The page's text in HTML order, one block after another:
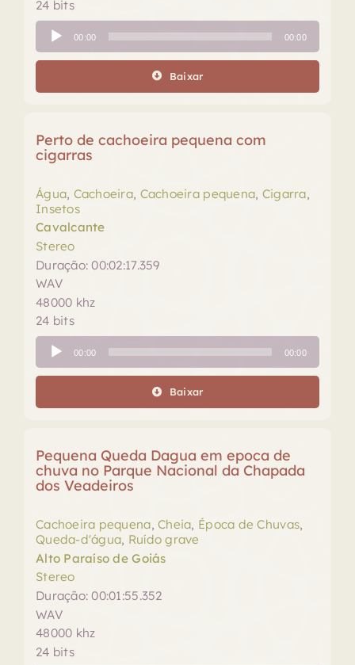
24 bits
Tocador
de
áudio
00:00 00:00
Baixar
Perto de cachoeira pequena com
cigarras
Água, Cachoeira, Cachoeira pequena, Cigarra,
Insetos
Cavalcante
Stereo
Duração: 00:02:17.359
WAV
48000 khz
24 bits
Tocador
de
áudio
00:00 00:00
Baixar
Pequena Queda Dagua em epoca de
chuva no Parque Nacional da Chapada
dos Veadeiros
Cachoeira pequena,Cheia, Época de Chuvas,
Queda-d'água, Ruído grave
Alto Paraíso de Goiás
Stereo
Duração: 00:01:55.352
WAV
48000 khz
24 bits